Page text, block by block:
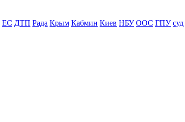
ЕС ДТП Рада Крым Кабмин Киев НБУ ООС ГПУ суд